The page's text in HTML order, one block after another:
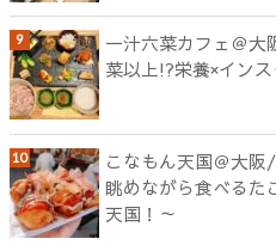
一汁六菜カフェ＠大
菜以上!?栄養×イン
こなもん天国＠大阪
眺めながら食べるた
天国！～